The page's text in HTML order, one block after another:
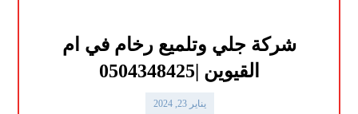
شركة جلي وتلميع رخام في ام
القيوين |0504348425
يناير 23, 2024